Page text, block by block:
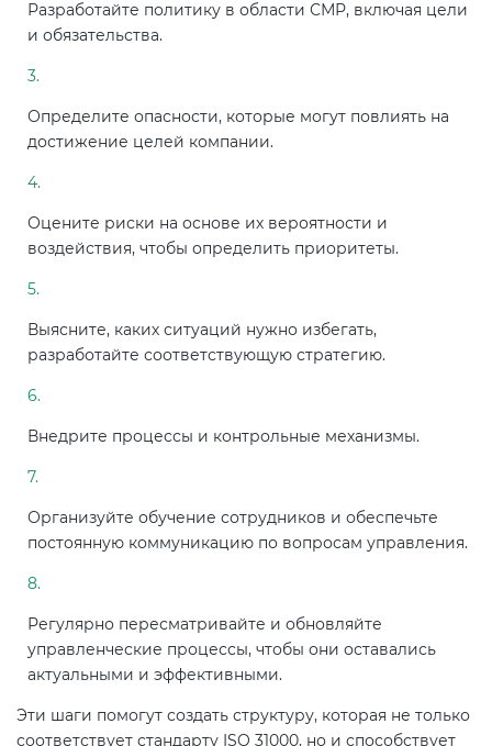
Разработайте политику в области СМР, включая цели
и обязательства.
Определите опасности, которые могут повлиять на
достижение целей компании.
Оцените риски на основе их вероятности и
воздействия, чтобы определить приоритеты.
Выясните, каких ситуаций нужно избегать,
разработайте соответствующую стратегию.
Внедрите процессы и контрольные механизмы.
Организуйте обучение сотрудников и обеспечьте
постоянную коммуникацию по вопросам управления.
Регулярно пересматривайте и обновляйте
управленческие процессы, чтобы они оставались
актуальными и эффективными.
Эти шаги помогут создать структуру, которая не только
соответствует стандарту ISO 31000, но и способствует